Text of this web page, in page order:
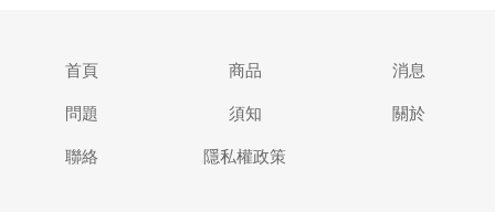
首頁 商品 消息
問題 須知 關於
聯絡 隱私權政策